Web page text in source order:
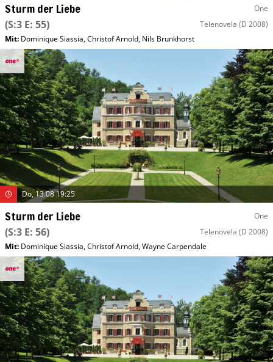
Sturm der Liebe One
(S:3 E: 55) Telenovela (D 2008)
Mit: Dominique Siassia,Christof Arnold, Nils Brunkhorst
Do, 13.08 19:25
Sturm der Liebe One
(S:3 E: 56) Telenovela (D 2008)
Mit: Dominique Siassia,Christof Arnold,Wayne Carpendale